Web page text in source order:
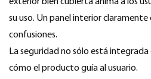
su uso. Un panel interior
confusiones.
La seguridad no sólo está
cómo el producto guía al usuario.